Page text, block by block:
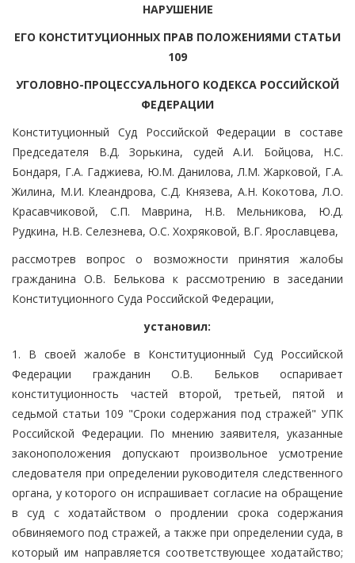
НАРУШЕНИЕ
ЕГО КОНСТИТУЦИОННЫХ ПРАВ ПОЛОЖЕНИЯМИ СТАТЬИ
109
УГОЛОВНО-ПРОЦЕССУАЛЬНОГО КОДЕКСА РОССИЙСКОЙ
ФЕДЕРАЦИИ
Конституционный Суд Российской Федерации в составе
Председателя В.Д. Зорькина, судей А.И. Бойцова, Н.С.
Бондаря, Г.А. Гаджиева, Ю.М. Данилова, Л.М. Жарковой, Г.А.
Жилина, М.И. Клеандрова, С.Д. Князева, А.Н. Кокотова, Л.О.
Красавчиковой, С.П. Маврина, Н.В. Мельникова, Ю.Д.
Рудкина, Н.В. Селезнева, О.С. Хохряковой, В.Г. Ярославцева,
рассмотрев вопрос о возможности принятия жалобы
гражданина О.В. Белькова к рассмотрению в заседании
Конституционного Суда Российской Федерации,
установил:
1. В своей жалобе в Конституционный Суд Российской
Федерации гражданин О.В. Бельков оспаривает
конституционность частей второй, третьей, пятой и
седьмой статьи 109 "Сроки содержания под стражей" УПК
Российской Федерации. По мнению заявителя, указанные
законоположения допускают произвольное усмотрение
следователя при определении руководителя следственного
органа, у которого он испрашивает согласие на обращение
в суд с ходатайством о продлении срока содержания
обвиняемого под стражей, а также при определении суда, в
который им направляется соответствующее ходатайство;